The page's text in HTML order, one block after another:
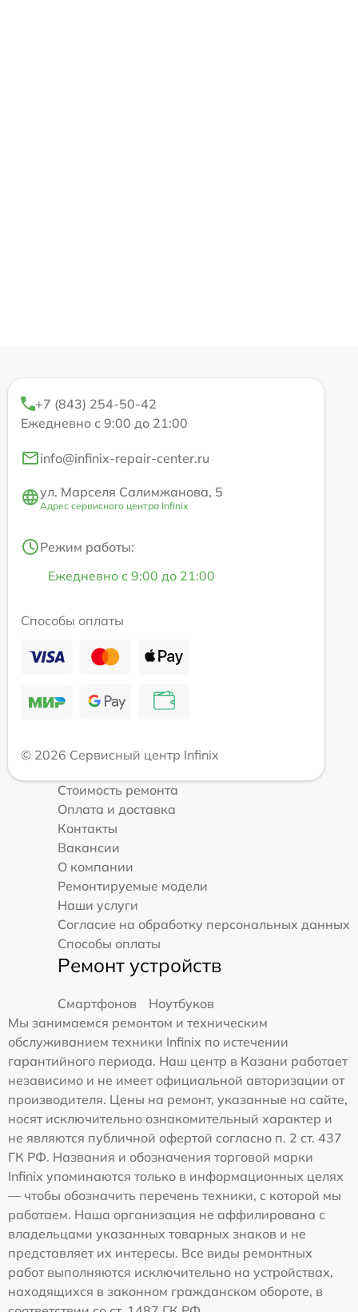
+7 (843) 254-50-42
Ежедневно с 9:00 до 21:00
info@infinix-repair-center.ru
ул. Марселя Салимжанова, 5
Адрес сервисного центра Infinix
Режим работы:
Ежедневно с 9:00 до 21:00
Способы оплаты
© 2026 Сервисный центр Infinix
Стоимость ремонта
Оплата и доставка
Контакты
Вакансии
О компании
Ремонтируемые модели
Наши услуги
Согласие на обработку персональных данных
Способы оплаты
Ремонт устройств
Смартфонов
Ноутбуков
Мы занимаемся ремонтом и техническим
обслуживанием техники Infinix по истечении
гарантийного периода. Наш центр в Казани работает
независимо и не имеет официальной авторизации от
производителя. Цены на ремонт, указанные на сайте,
носят исключительно ознакомительный характер и
не являются публичной офертой согласно п. 2 ст. 437
ГК РФ. Названия и обозначения торговой марки
Infinix упоминаются только в информационных целях
— чтобы обозначить перечень техники, с которой мы
работаем. Наша организация не аффилирована с
владельцами указанных товарных знаков и не
представляет их интересы. Все виды ремонтных
работ выполняются исключительно на устройствах,
находящихся в законном гражданском обороте, в